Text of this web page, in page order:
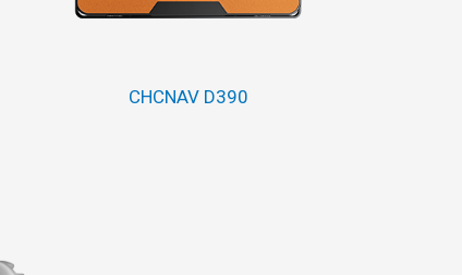
CHCNAV D390